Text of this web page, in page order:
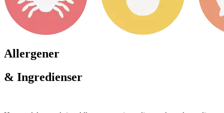
Allergener
& Ingredienser